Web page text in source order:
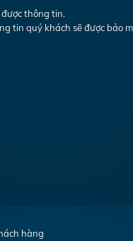
thông tin.
tin quý khách sẽ được bảo
hàng